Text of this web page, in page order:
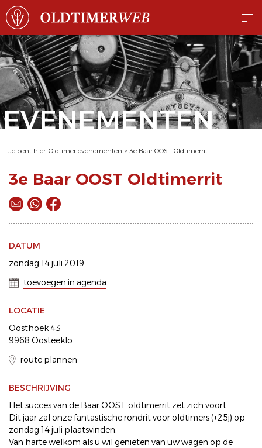
EVENEMENTEN
Je bent hier: Oldtimer evenementen > 3e Baar OOST Oldtimerrit
3e Baar OOST Oldtimerrit
DATUM
zondag 14 juli 2019
toevoegen in agenda
LOCATIE
Oosthoek 43
9968 Oosteeklo
route plannen
BESCHRIJVING
Het succes van de Baar OOST oldtimerrit zet zich voort.
Dit jaar zal onze fantastische rondrit voor oldtimers (+25j) op
zondag 14 juli plaatsvinden.
Van harte welkom als u wil genieten van uw wagen op de